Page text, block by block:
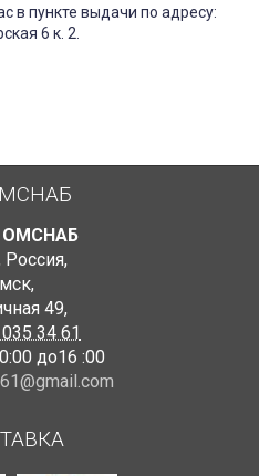
в пункте выдачи по адресу:
6 к. 2.
Россия,
,
49,
34 61
до16 :00